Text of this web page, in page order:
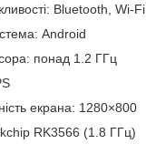
Bluetooth, Wi-Fi
Android
понад 1.2 ГГц
екрана: 1280×800
RK3566 (1.8 ГГц)